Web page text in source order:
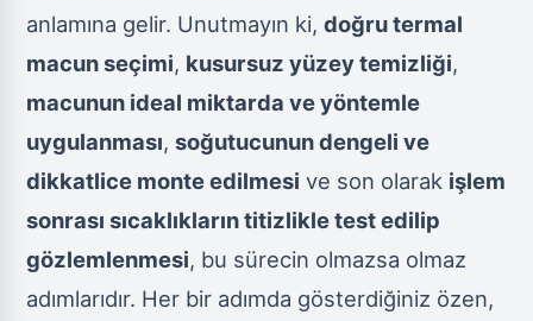
anlamına gelir. Unutmayın ki,doğru termal
macun seçimi, kusursuz yüzey temizliği,
macunun ideal miktarda ve yöntemle
uygulanması,soğutucunun dengeli ve
dikkatlice monte edilmesi ve son olarak işlem
sonrası sıcaklıkların titizlikle test edilip
gözlemlenmesi, bu sürecin olmazsa olmaz
adımlarıdır. Her bir adımda gösterdiğiniz özen,